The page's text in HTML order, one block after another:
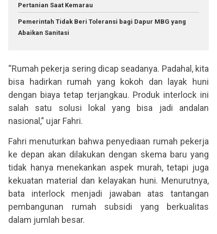
Pertanian Saat Kemarau
Pemerintah Tidak Beri Toleransi bagi Dapur MBG yang
Abaikan Sanitasi
“Rumah pekerja sering dicap seadanya. Padahal, kita
bisa hadirkan rumah yang kokoh dan layak huni
dengan biaya tetap terjangkau. Produk interlock ini
salah satu solusi lokal yang bisa jadi andalan
nasional,” ujar Fahri.
Fahri menuturkan bahwa penyediaan rumah pekerja
ke depan akan dilakukan dengan skema baru yang
tidak hanya menekankan aspek murah, tetapi juga
kekuatan material dan kelayakan huni. Menurutnya,
bata interlock menjadi jawaban atas tantangan
pembangunan rumah subsidi yang berkualitas
dalam jumlah besar.